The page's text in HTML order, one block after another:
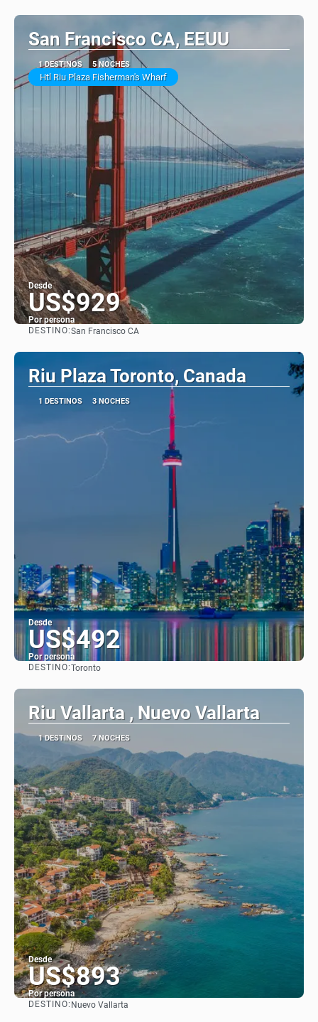
San Francisco CA, EEUU
1 DESTINOS 5 NOCHES
Htl Riu Plaza Fisherman's Wharf
Desde
US$929
Por persona
DESTINO:San Francisco CA
Riu Plaza Toronto, Canada
1 DESTINOS 3 NOCHES
Desde
US$492
Por persona
DESTINO:Toronto
Riu Vallarta , Nuevo Vallarta
1 DESTINOS 7 NOCHES
Desde
US$893
Por persona
DESTINO: Nuevo Vallarta